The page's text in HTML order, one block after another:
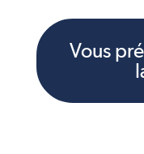
Vous